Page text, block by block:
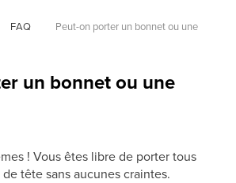
FAQ
Peut-on porter un bonnet ou une
un bonnet ou une
! Vous êtes libre de porter tous
tête sans aucunes craintes.